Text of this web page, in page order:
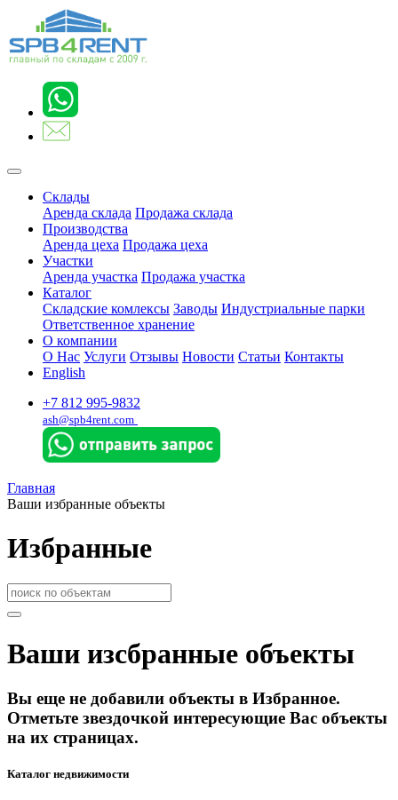
Склады
Аренда склада Продажа склада
Производства
Аренда цеха Продажа цеха
Участки
Аренда участка Продажа участка
Каталог
Складские комлексы Заводы Индустриальные парки
Ответственное хранение
О компании
О Нас Услуги Отзывы Новости Статьи Контакты
English
+7 812 995-9832
ash@spb4rent.com
Главная
Ваши избранные объекты
Избранные
Ваши изсбранные объекты
Вы еще не добавили объекты в Избранное.
Отметьте звездочкой интересующие Вас объекты
на их страницах.
Каталог недвижимости